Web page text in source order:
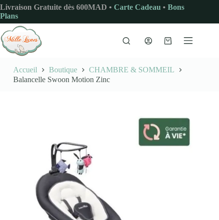
Passer
au
contenu
Livraison Gratuite dès 600MAD • Carte Cadeau • Bons
Plans
Panier
Accueil Boutique
CHAMBRE & SOMMEIL
Balancelle Swoon Motion Zinc